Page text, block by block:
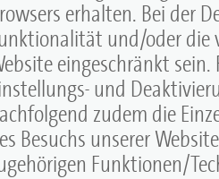
erhalten. Bei der
und/oder die
eingeschränkt
und
zudem die
Besuchs unserer
Funktionen/